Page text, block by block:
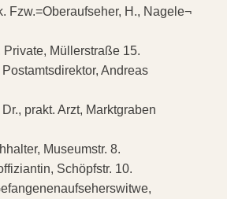
Fzw.=Oberaufseher, H., Nagele¬
Müllerstraße 15.
Andreas
prakt. Arzt, Marktgraben
Museumstr. 8.
Schöpfstr. 10.